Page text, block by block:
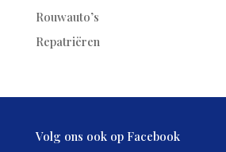
Rouwauto’s
Repatriëren
Volg ons ook op Facebook